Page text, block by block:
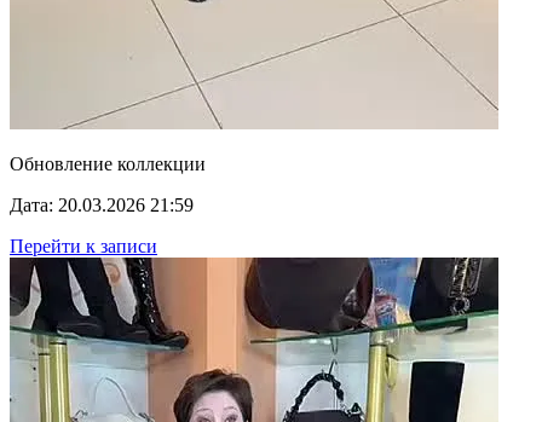
Обновление коллекции
Дата: 20.03.2026 21:59
Перейти к записи